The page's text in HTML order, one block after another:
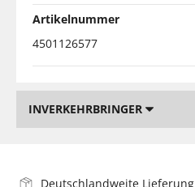
Artikelnummer
4501126577
INVERKEHRBRINGER
Deutschlandweite Lieferung